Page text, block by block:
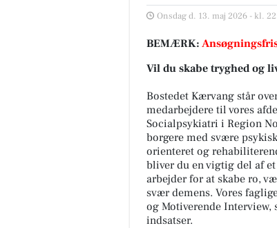
Onsdag d. 13. maj 2026 - kl.
BEMÆRK:
Vil du skabe tryghed og
Bostedet Kærvang står
medarbejdere til vores
Socialpsykiatri i Region
borgere med svære
orienteret og
bliver du en vigtig del af
arbejder for at skabe ro,
svær demens. Vores
og Motiverende
indsatser.